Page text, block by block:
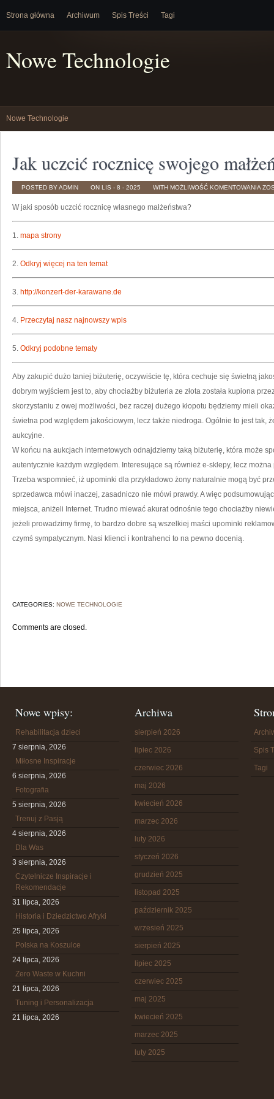
Strona główna Archiwum Spis Treści Tagi
Nowe Technologie
Nowe Technologie
Jak uczcić rocznicę swojego
POSTED BY ADMIN ON LIS - 8 - 2025 WITH MOŻLIWOŚĆ KOMENTOWANIA JAK
W jaki sposób uczcić rocznicę własnego małżeństwa?
1. mapa strony
2. Odkryj więcej na ten temat
3. http://konzert-der-karawane.de
4. Przeczytaj nasz najnowszy wpis
5. Odkryj podobne tematy
Aby zakupić dużo taniej biżuterię, oczywiście tę, która cechuje się świetną
dobrym wyjściem jest to, aby chociażby biżuteria ze złota została kupiona
skorzystaniu z owej możliwości, bez raczej dużego kłopotu będziemy mieli
świetna pod względem jakościowym, lecz także niedroga. Ogólnie to jest tak,
aukcyjne.
W końcu na aukcjach internetowych odnajdziemy taką biżuterię, która może
autentycznie każdym względem. Interesujące są również e-sklepy, lecz
Trzeba wspomnieć, iż upominki dla przykładowo żony naturalnie mogą być
sprzedawca mówi inaczej, zasadniczo nie mówi prawdy. A więc
miejsca, aniżeli Internet. Trudno miewać akurat odnośnie tego chociażby
jeżeli prowadzimy firmę, to bardzo dobre są wszelkiej maści upominki
czymś sympatycznym. Nasi klienci i kontrahenci to na pewno docenią.
CATEGORIES: NOWE TECHNOLOGIE
Comments are closed.
Nowe wpisy:
Rehabilitacja dzieci
7 sierpnia, 2026
Miłosne Inspiracje
6 sierpnia, 2026
Fotografia
5 sierpnia, 2026
Trenuj z Pasją
4 sierpnia, 2026
Dla Was
3 sierpnia, 2026
Czytelnicze Inspiracje i
Rekomendacje
31 lipca, 2026
Historia i Dziedzictwo Afryki
25 lipca, 2026
Polska na Koszulce
24 lipca, 2026
Zero Waste w Kuchni
21 lipca, 2026
Tuning i Personalizacja
21 lipca, 2026
Archiwa
sierpień 2026
lipiec 2026
czerwiec 2026
maj 2026
kwiecień 2026
marzec 2026
luty 2026
styczeń 2026
grudzień 2025
listopad 2025
październik 2025
wrzesień 2025
sierpień 2025
lipiec 2025
czerwiec 2025
maj 2025
kwiecień 2025
marzec 2025
luty 2025
Spis
Tagi